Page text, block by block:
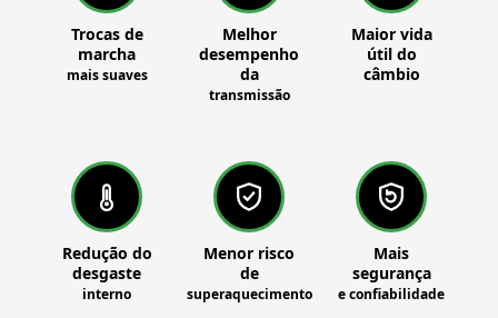
Trocas de
marcha
mais suaves
Melhor
desempenho
da
transmissão
Maior vida
útil do
câmbio
Redução do
desgaste
interno
Menor risco
de
superaquecimento
Mais
segurança
e confiabilidade